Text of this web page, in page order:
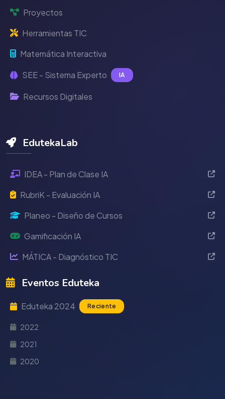
Proyectos
Herramientas TIC
Matemática Interactiva
SEE - Sistema Experto IA
Recursos Digitales
EdutekaLab
IDEA - Plan de Clase IA
RubriK - Evaluación IA
Planeo - Diseño de Cursos
Gamificación IA
MÁTICA - Diagnóstico TIC
Eventos Eduteka
Eduteka 2024 Reciente
2022
2021
2020